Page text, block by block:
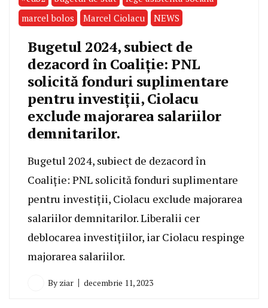
marcel bolos
Marcel Ciolacu NEWS
Bugetul 2024, subiect de
dezacord în Coaliție: PNL
solicită fonduri suplimentare
pentru investiții, Ciolacu
exclude majorarea salariilor
demnitarilor.
Bugetul 2024, subiect de dezacord în
Coaliție: PNL solicită fonduri suplimentare
pentru investiții, Ciolacu exclude majorarea
salariilor demnitarilor. Liberalii cer
deblocarea investițiilor, iar Ciolacu respinge
majorarea salariilor.
By ziar decembrie 11, 2023